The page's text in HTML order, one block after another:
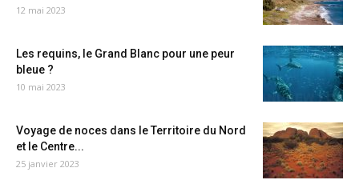
12 mai 2023
Les requins, le Grand Blanc pour une peur
bleue ?
10 mai 2023
Voyage de noces dans le Territoire du Nord
et le Centre...
25 janvier 2023